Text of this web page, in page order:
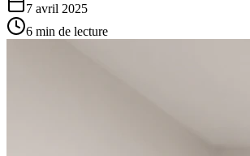
7 avril 2025
6 min de lecture